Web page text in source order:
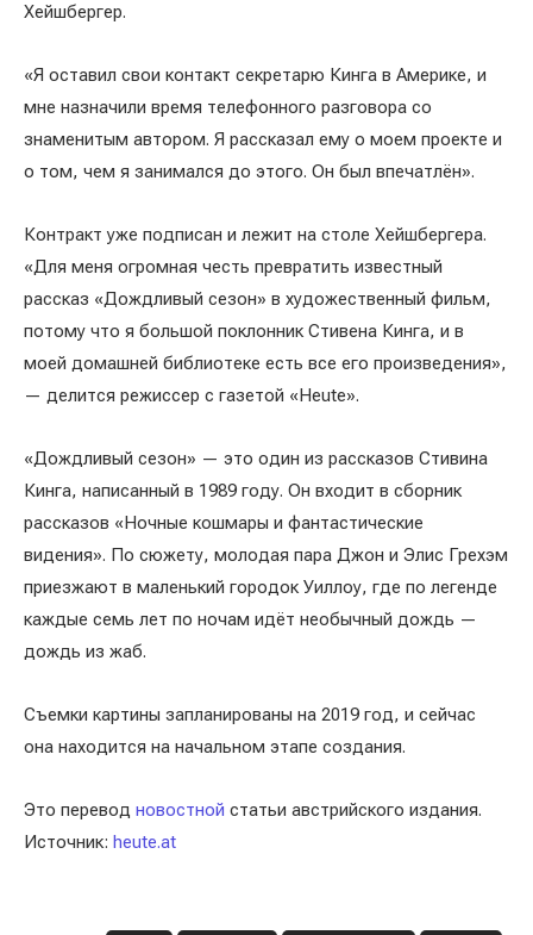
Хейшбергер.
«Я оставил свои контакт секретарю Кинга в Америке, и
мне назначили время телефонного разговора со
знаменитым автором. Я рассказал ему о моем проекте и
о том, чем я занимался до этого. Он был впечатлён».
Контракт уже подписан и лежит на столе Хейшбергера.
«Для меня огромная честь превратить известный
рассказ «Дождливый сезон» в художественный фильм,
потому что я большой поклонник Стивена Кинга, и в
моей домашней библиотеке есть все его произведения»,
— делится режиссер с газетой «Heute».
«Дождливый сезон» — это один из рассказов Стивина
Кинга, написанный в 1989 году. Он входит в сборник
рассказов «Ночные кошмары и фантастические
видения». По сюжету, молодая пара Джон и Элис Грехэм
приезжают в маленький городок Уиллоу, где по легенде
каждые семь лет по ночам идёт необычный дождь —
дождь из жаб.
Съемки картины запланированы на 2019 год, и сейчас
она находится на начальном этапе создания.
Это перевод новостной статьи австрийского издания.
Источник: heute.at